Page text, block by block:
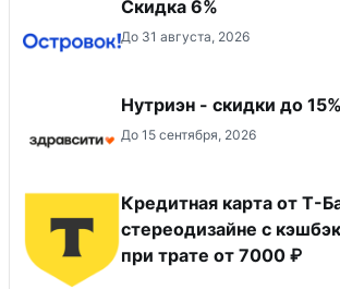
Скидка 6%
До 31 августа, 2026
Нутриэн - скидки до 15%
До 15 сентября, 2026
Кредитная карта от Т-
стереодизайне с
при трате от 7000 ₽